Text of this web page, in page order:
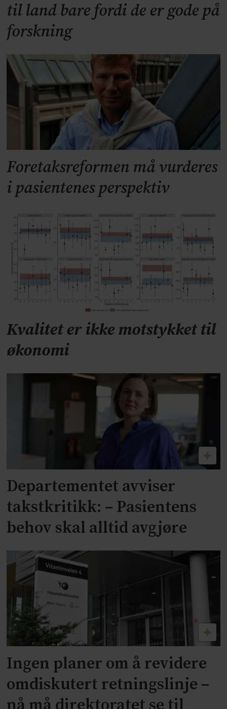
til land bare fordi de er gode på
forskning
Foretaksreformen må vurderes
i pasientenes perspektiv
Kvalitet er ikke motstykket til
økonomi
Departementet avviser
takstkritikk: – Pasientens
behov skal alltid avgjøre
Ingen planer om å revidere
omdiskutert retningslinje –